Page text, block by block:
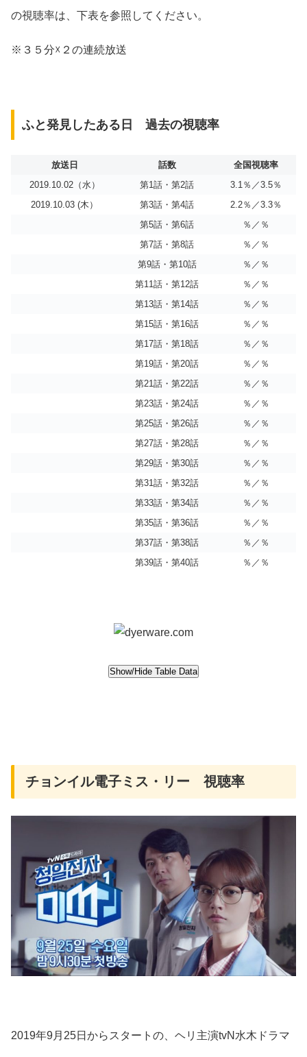
の視聴率は、下表を参照してください。
※３５分☓２の連続放送
ふと発見したある日 過去の視聴率
放送日 話数
全国視聴率
2019.10.02（水）
第1話・第2話
3.1％／3.5％
2019.10.03 (木）
第3話・第4話
2.2％／3.3％
第5話・第6話
％／％
第7話・第8話
％／％
第9話・第10話
％／％
第11話・第12話
％／％
第13話・第14話
％／％
第15話・第16話
％／％
第17話・第18話
％／％
第19話・第20話
％／％
第21話・第22話
％／％
第23話・第24話
％／％
第25話・第26話
％／％
第27話・第28話
％／％
第29話・第30話
％／％
第31話・第32話
％／％
第33話・第34話
％／％
第35話・第36話
％／％
第37話・第38話
％／％
第39話・第40話
％／％
チョンイル電子ミス・リー 視聴率
2019年9月25日からスタートの、ヘリ主演tvN水木ドラマ